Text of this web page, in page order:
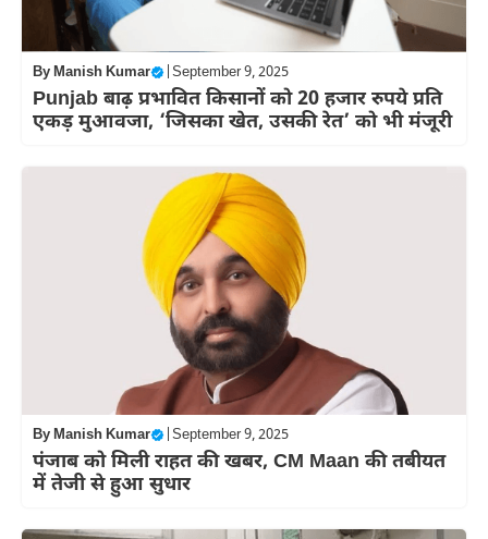
ByManish Kumar September 9, 2025
Punjab बाढ़ प्रभावित किसानों को 20 हजार रुपये प्रति
एकड़ मुआवजा, ‘जिसका खेत, उसकी रेत’ को भी मंजूरी
ByManish Kumar September 9, 2025
पंजाब को मिली राहत की खबर, CM Maan की तबीयत
में तेजी से हुआ सुधार